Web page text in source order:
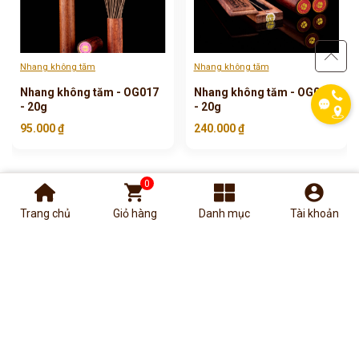
Trang chủ
shopping_cart0
Giỏ hàng Danh mục
account_circle
Tài khoản
Nhang không tăm
Nhang không tăm - OG017
- 20g
95.000 ₫
Nhang không tăm
Nhang không tăm - OG018
- 20g
240.000 ₫
phone
ĐĂNG KÝ